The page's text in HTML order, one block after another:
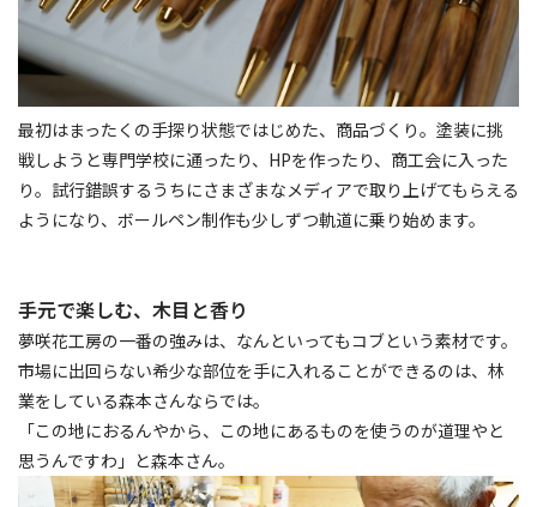
最初はまったくの手探り状態ではじめた、商品づくり。塗装に挑
戦しようと専門学校に通ったり、HPを作ったり、商工会に入った
り。試行錯誤するうちにさまざまなメディアで取り上げてもらえる
ようになり、ボールペン制作も少しずつ軌道に乗り始めます。
手元で楽しむ、木目と香り
夢咲花工房の一番の強みは、なんといってもコブという素材です。
市場に出回らない希少な部位を手に入れることができるのは、林
業をしている森本さんならでは。
「この地におるんやから、この地にあるものを使うのが道理やと
思うんですわ」と森本さん。